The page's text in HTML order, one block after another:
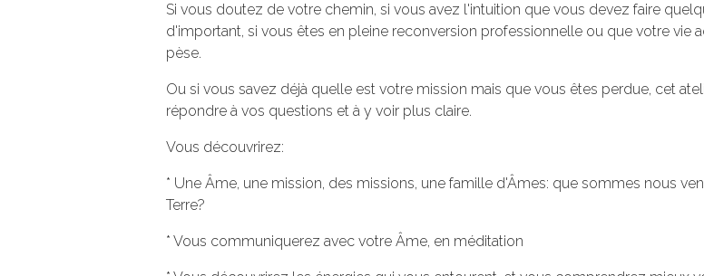
Si vous doutez de votre chemin, si vous avez l'intuition que vous devez faire
d'important, si vous êtes en pleine reconversion professionnelle ou que votre vie
pèse.
Ou si vous savez déjà quelle est votre mission mais que vous êtes perdue, cet
répondre à vos questions et à y voir plus claire.
Vous découvrirez:
* Une Âme, une mission, des missions, une famille d'Âmes: que sommes nous
Terre?
* Vous communiquerez avec votre Âme, en méditation